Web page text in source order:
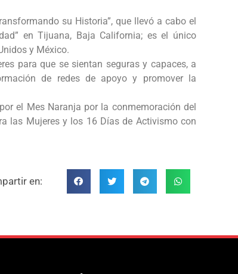
su Historia”, que llevó a cabo el
en Tijuana, Baja California; es el único
y México.
para que se sientan seguras y capaces, a
de redes de apoyo y promover la
el Mes Naranja por la conmemoración del
las Mujeres y los 16 Días de Activismo con
en: